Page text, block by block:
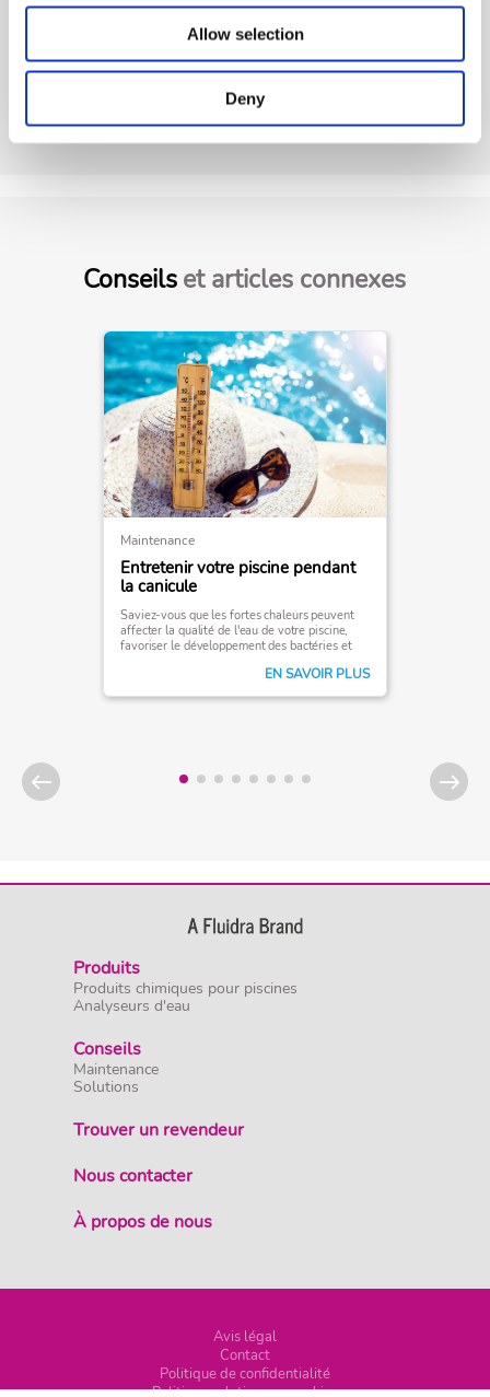
Allow selection
Deny
Conseilset articles connexes
Maintenance
Entretenir votre piscine pendant
la canicule
Saviez-vous que les fortes chaleurs peuvent
affecter la qualité de l'eau de votre piscine,
favoriser le développement des bactéries et
EN SAVOIR PLUS
Produits
Produits chimiques pour piscines
Analyseurs d'eau
Conseils
Maintenance
Solutions
Trouver un revendeur
Nous contacter
À propos de nous
Avis légal
Contact
Politique de confidentialité
Politique relative aux cookies